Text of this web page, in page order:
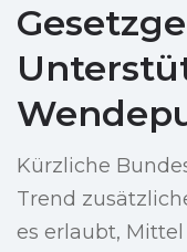
Kürzliche
Trend
es erlaubt,